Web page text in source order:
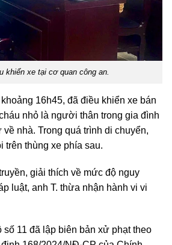
khiển xe tại cơ quan công an.
16h45, đã điều khiển xe bán
nhỏ là người thân trong gia đình
nhà. Trong quá trình di chuyển,
trên thùng xe phía sau.
giải thích về mức độ nguy
luật, anh T. thừa nhận hành vi vi
11 đã lập biên bản xử phạt theo